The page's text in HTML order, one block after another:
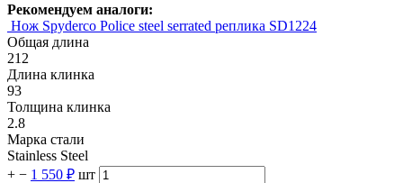
Рекомендуем аналоги:
Нож Spyderco Police steel serrated реплика SD1224
Общая длина
212
Длина клинка
93
Толщина клинка
2.8
Марка стали
Stainless Steel
+ − 1 550 ₽ шт